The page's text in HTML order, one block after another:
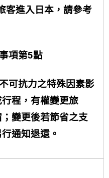
客進入日本，請參考
項第5點
可抗力之特殊因素影
程，有權變更旅
變更後若節省之支
通知退還。